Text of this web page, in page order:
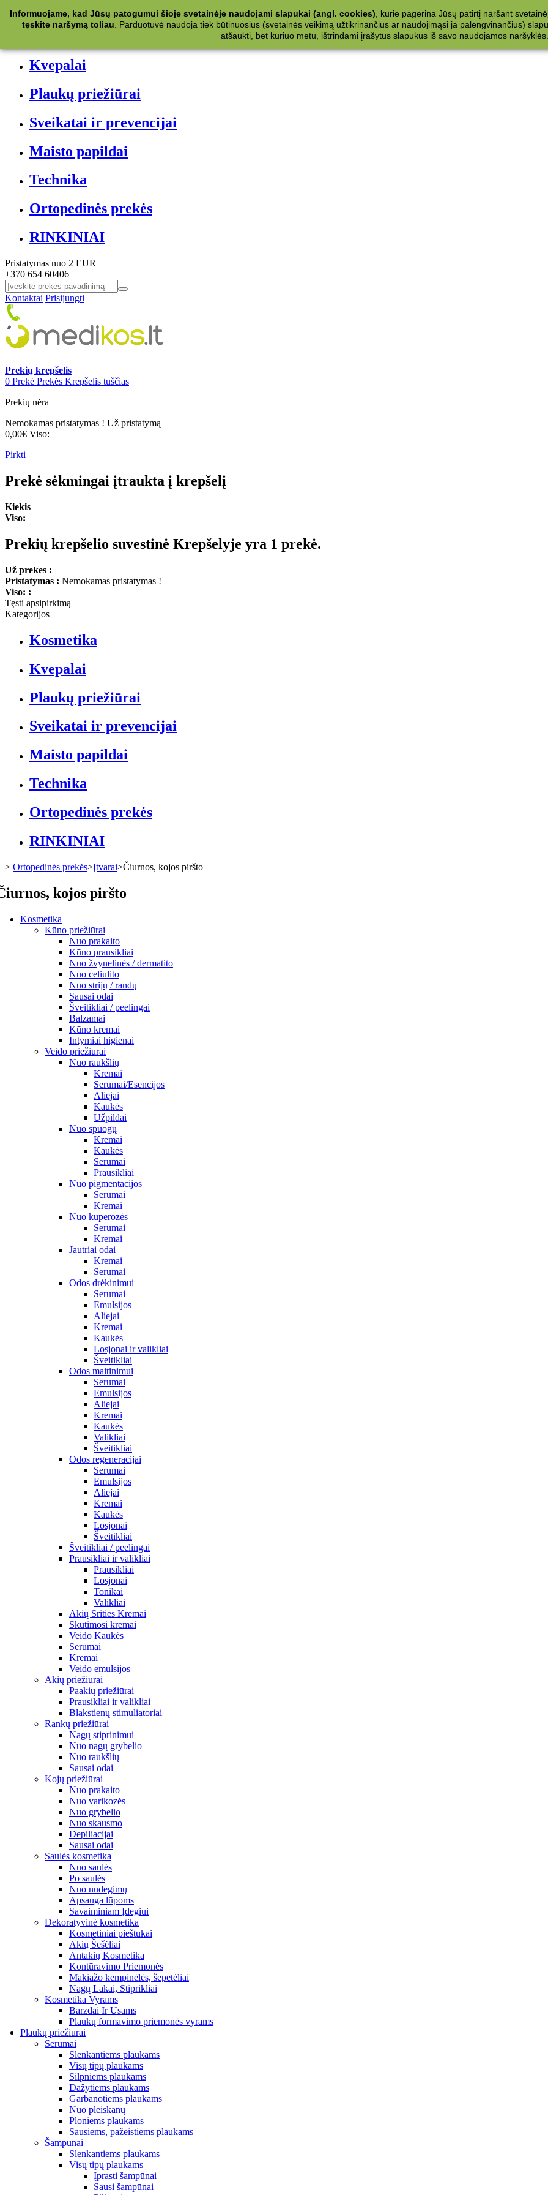
Kategorijos
Kvepalai
Plaukų priežiūrai
Sveikatai ir prevencijai
Maisto papildai
Technika
Ortopedinės prekės
RINKINIAI
Pristatymas nuo 2 EUR
+370 654 60406
Kontaktai Prisijungti
Prekių krepšelis
0 Prekė Prekės Krepšelis tuščias
Prekių nėra
Nemokamas pristatymas ! Už pristatymą
0,00€ Viso:
Pirkti
Prekė sėkmingai įtraukta į krepšelį
Kiekis
Viso:
Prekių krepšelio suvestinė Krepšelyje yra 1 prekė.
Už prekes :
Pristatymas : Nemokamas pristatymas !
Viso: :
Tęsti apsipirkimą
Kategorijos
Kosmetika
Kvepalai
Plaukų priežiūrai
Sveikatai ir prevencijai
Maisto papildai
Technika
Ortopedinės prekės
RINKINIAI
> Ortopedinės prekės>Įtvarai>Čiurnos, kojos piršto
kojos piršto
Kosmetika
Kūno priežiūrai
Nuo prakaito
Kūno prausikliai
Nuo žvynelinės / dermatito
Nuo celiulito
Nuo strijų / randų
Sausai odai
Šveitikliai / peelingai
Balzamai
Kūno kremai
Intymiai higienai
Veido priežiūrai
Nuo raukšlių
Kremai
Serumai/Esencijos
Aliejai
Kaukės
Užpildai
Nuo spuogų
Kremai
Kaukės
Serumai
Prausikliai
Nuo pigmentacijos
Serumai
Kremai
Nuo kuperozės
Serumai
Kremai
Jautriai odai
Kremai
Serumai
Odos drėkinimui
Serumai
Emulsijos
Aliejai
Kremai
Kaukės
Losjonai ir valikliai
Šveitikliai
Odos maitinimui
Serumai
Emulsijos
Aliejai
Kremai
Kaukės
Valikliai
Šveitikliai
Odos regeneracijai
Serumai
Emulsijos
Aliejai
Kremai
Kaukės
Losjonai
Šveitikliai
Šveitikliai / peelingai
Prausikliai ir valikliai
Prausikliai
Losjonai
Tonikai
Valikliai
Akių Srities Kremai
Skutimosi kremai
Veido Kaukės
Serumai
Kremai
Veido emulsijos
Akių priežiūrai
Paakių priežiūrai
Prausikliai ir valikliai
Blakstienų stimuliatoriai
Rankų priežiūrai
Nagų stiprinimui
Nuo nagų grybelio
Nuo raukšlių
Sausai odai
Kojų priežiūrai
Nuo prakaito
Nuo varikozės
Nuo grybelio
Nuo skausmo
Depiliacijai
Sausai odai
Saulės kosmetika
Nuo saulės
Po saulės
Nuo nudegimų
Apsauga lūpoms
Savaiminiam Įdegiui
Dekoratyvinė kosmetika
Kosmetiniai pieštukai
Akių Šešėliai
Antakių Kosmetika
Kontūravimo Priemonės
Makiažo kempinėlės, šepetėliai
Nagų Lakai, Stiprikliai
Kosmetika Vyrams
Barzdai Ir Ūsams
Plaukų formavimo priemonės vyrams
Plaukų priežiūrai
Serumai
Slenkantiems plaukams
Visų tipų plaukams
Silpniems plaukams
Dažytiems plaukams
Garbanotiems plaukams
Nuo pleiskanų
Ploniems plaukams
Sausiems, pažeistiems plaukams
Šampūnai
Slenkantiems plaukams
Visų tipų plaukams
Įprasti šampūnai
Sausi šampūnai
Informuojame, kad Jūsų patogumui šioje svetainėje naudojami slapukai (angl. cookies) , kurie pagerina Jūsų patirtį naršant
tęskite naršymą toliau
Parduotuvė naudoja tiek būtinuosius (svetainės veikimą užtikrinančius ar naudojimąsi ja palengvinančius)
atšaukti, bet kuriuo metu, ištrindami įrašytus slapukus iš savo naudojamos naršyklės.